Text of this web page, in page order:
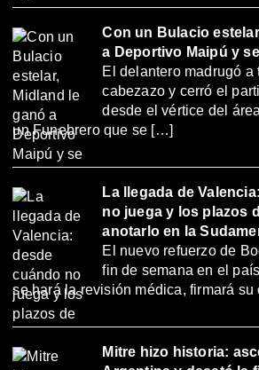
Con un Bulacio
a Deportivo Maipú y
El delantero madrugó a
cabezazo y cerró el
desde el vértice del
un Funebrero que se […]
La llegada de
no juega y los plazos
anotarlo en la
El nuevo refuerzo de
fin de semana en el
se hará la revisión médica, firmará
Mitre hizo historia: